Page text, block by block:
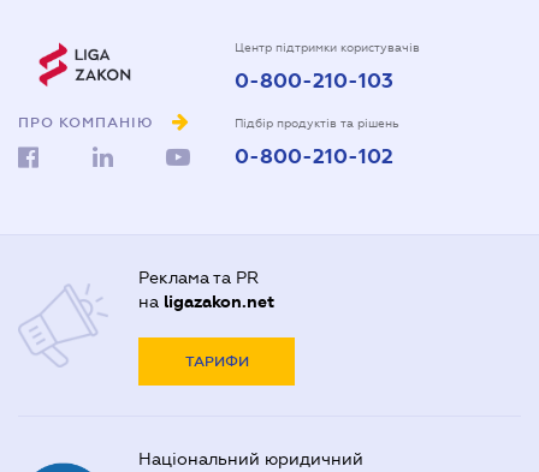
ПРО КОМПАНІЮ
Центр підтримки користувачів
0-800-210-103
Підбір продуктів та рішень
0-800-210-102
Реклама та PR
на ligazakon.net
ТАРИФИ
Національний юридичний